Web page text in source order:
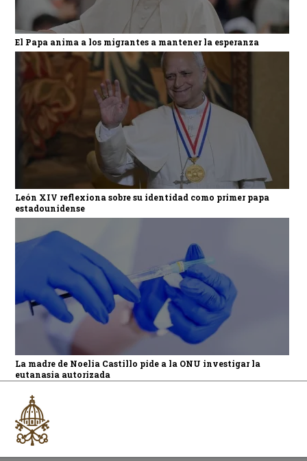
El Papa anima a los migrantes a mantener la esperanza
León XIV reflexiona sobre su identidad como primer papa
estadounidense
La madre de Noelia Castillo pide a la ONU investigar la
eutanasia autorizada